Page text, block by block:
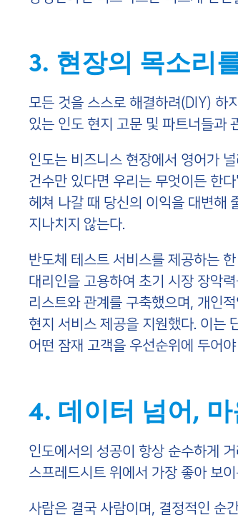
3. 현장의 목소리
모든 것을 스스로 해결하려(DIY) 하
있는 인도 현지 고문 및 파트너들과
인도는 비즈니스 현장에서 영어가
건수만 있다면 우리는 무엇이든 한
헤쳐 나갈 때 당신의 이익을 대변해
지나치지 않는다.
반도체 테스트 서비스를 제공하는
대리인을 고용하여 초기 시장 장악
리스트와 관계를 구축했으며, 개인
현지 서비스 제공을 지원했다. 이는
어떤 잠재 고객을 우선순위에 두어
4. 데이터 넘어,
인도에서의 성공이 항상 순수하게
스프레드시트 위에서 가장 좋아 보
사람은 결국 사람이며, 결정적인 순